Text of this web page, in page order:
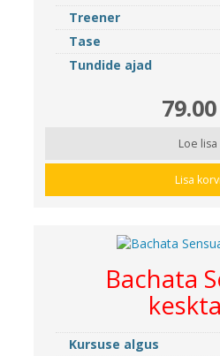
Treener
Tase
Tundide ajad
Loe lisa
Lisa korvi
Bachata
Kursuse algus